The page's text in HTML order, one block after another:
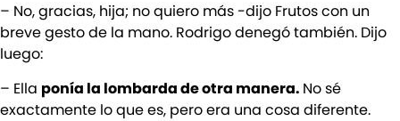
– No, gracias, hija; no quiero más -dijo Frutos con un
breve gesto de la mano. Rodrigo denegó también. Dijo
luego:
– Ella ponía la lombarda de otra manera. No sé
exactamente lo que es, pero era una cosa diferente.